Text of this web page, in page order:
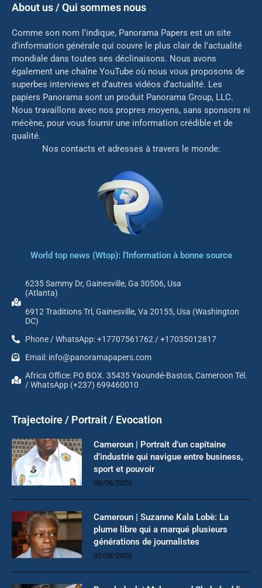
About us / Qui sommes nous
Comme son nom l’indique, Panorama Papers est un site
d’information générale qui couvre le plus clair de l’actualité
mondiale dans toutes ses déclinaisons. Nous avons
également une chaîne YouTube où nous vous proposons de
superbes interviews et d’autres vidéos d’actualité. Les
papiers Panorama sont un produit Panorama Group, LLC.
Nous travaillons avec nos propres moyens, sans sponsors ni
mécène, pour vous fournir une information crédible et de
qualité.
Nos contacts et adresses à travers le monde:
World top news (Wtop): l'Information à bonne source
6235 Sammy Dr, Gainesville, Ga 30506, Usa
(Atlanta)
6912 Traditions Trl, Gainesville, Va 20155, Usa (Washington
DC)
Phone / WhatsApp: +17707561762 / +17035012817
Email: info@panoramapapers.com
Africa Office: PO BOX. 35435 Yaoundé-Bastos, Cameroon Tél.
/ WhatsApp (+237) 699460010
Trajectoire / Portrait / Evocation
Cameroun | Portrait d’un capitaine
d’industrie qui navigue entre business,
sport et pouvoir
05/08/2026
Cameroun | Suzanne Kala Lobè: La
plume libre qui a marqué plusieurs
générations de journalistes
02/08/2026